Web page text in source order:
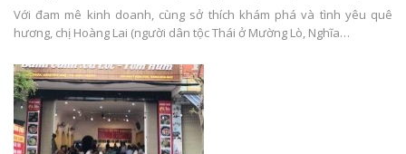
Với đam mê kinh doanh, cùng sở thích khám phá và tình yêu quê
hương, chị Hoàng Lai (người dân tộc Thái ở Mường Lò, Nghĩa…